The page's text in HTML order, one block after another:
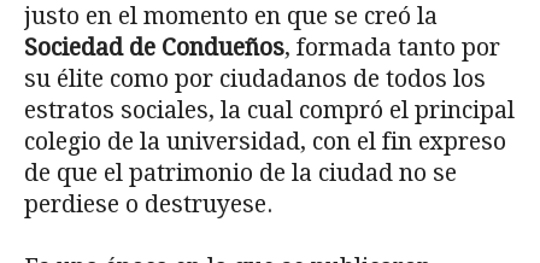
justo en el momento en que se creó la
Sociedad de Condueños, formada tanto por
su élite como por ciudadanos de todos los
estratos sociales, la cual compró el principal
colegio de la universidad, con el fin expreso
de que el patrimonio de la ciudad no se
perdiese o destruyese.